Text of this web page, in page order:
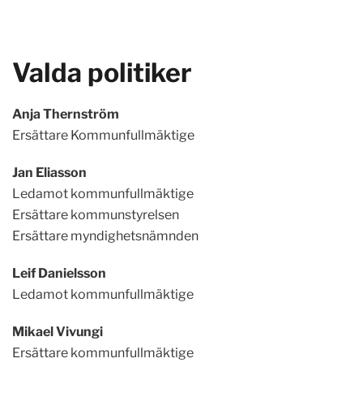
Valda politiker
Anja Thernström
Ersättare Kommunfullmäktige
Jan Eliasson
Ledamot kommunfullmäktige
Ersättare kommunstyrelsen
Ersättare myndighetsnämnden
Leif Danielsson
Ledamot kommunfullmäktige
Mikael Vivungi
Ersättare kommunfullmäktige